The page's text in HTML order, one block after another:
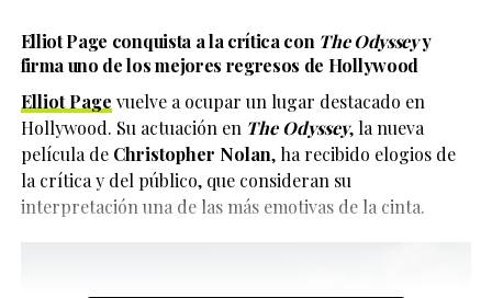
Elliot Page conquista a la crítica con The Odysseyy
firma uno de los mejores regresos de Hollywood
Elliot Page vuelve a ocupar un lugar destacado en
Hollywood. Su actuación en The Odyssey, la nueva
película de Christopher Nolan, ha recibido elogios de
la crítica y del público, que consideran su
interpretación una de las más emotivas de la cinta.